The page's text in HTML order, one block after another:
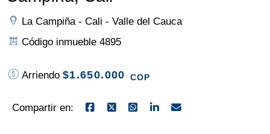
La Campiña - Cali - Valle del Cauca
Código inmueble 4895
Arriendo $1.650.000 COP
Compartir en: